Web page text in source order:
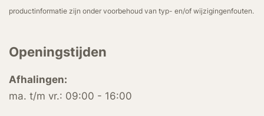
productinformatie zijn onder voorbehoud van typ- en/of wijzigingenfouten.
Openingstijden
Afhalingen:
ma. t/m vr.: 09:00 - 16:00